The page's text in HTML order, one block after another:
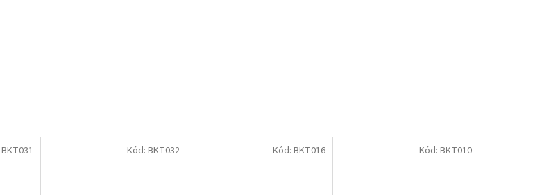
BKT031 Kód: BKT032 Kód:BKT016 Kód: BKT010